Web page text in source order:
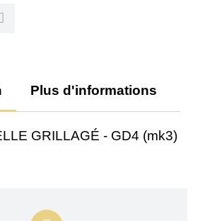
Plus d'informations
GRILLAGÉ - GD4 (mk3)